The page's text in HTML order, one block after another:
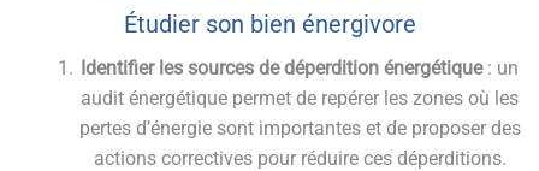
Étudier son bien énergivore
Identifier les sources de déperdition énergétique: un
audit énergétique permet de repérer les zones où les
pertes d’énergie sont importantes et de proposer des
actions correctives pour réduire ces déperditions.